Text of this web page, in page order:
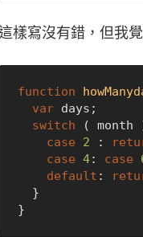
樣寫沒有錯，但我
function
var days;
switch ( month
case
2 :
case 4: case
default :